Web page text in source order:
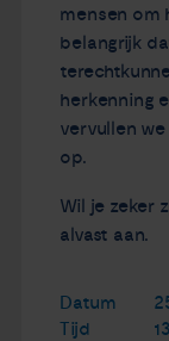
mensen om
belangrijk
herkenning
vervullen
op.
Wil je zeker
alvast aan.
Datum
Tijd